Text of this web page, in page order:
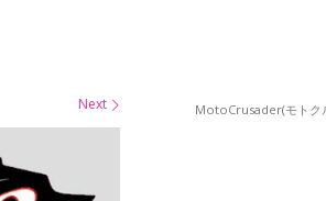
Next
MotoCrusader(モトク